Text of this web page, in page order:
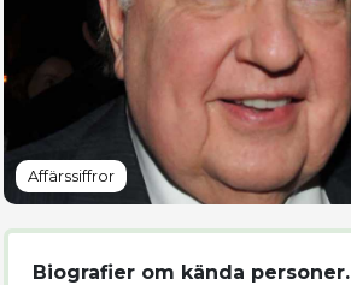
Affärssiffror
Biografier om kända personer.